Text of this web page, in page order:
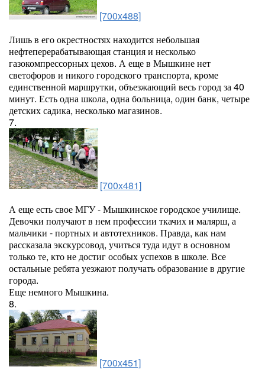
[700x488]
Лишь в его окрестностях находится небольшая
нефтеперерабатывающая станция и несколько
газокомпрессорных цехов. А еще в Мышкине нет
светофоров и никого городского транспорта, кроме
единственной маршрутки, объезжающий весь город за 40
минут. Есть одна школа, одна больница, один банк, четыре
детских садика, несколько магазинов.
7.
[700x481]
А еще есть свое МГУ - Мышкинское городское училище.
Девочки получают в нем профессии ткачих и малярш, а
мальчики - портных и автотехников. Правда, как нам
рассказала экскурсовод, учиться туда идут в основном
только те, кто не достиг особых успехов в школе. Все
остальные ребята уезжают получать образование в другие
города.
Еще немного Мышкина.
8.
[700x451]